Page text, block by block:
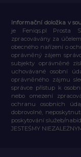
Informační doložka v
je Feniqs.pl Prosta
zpracovávány za
obecného nařízení o
oprávněný zájem
subjekty oprávněné
uchovávané osobní
oprávněného zájmu
správce přístup k
nebo omezení
ochranu osobních
dobrovolné,
poskytování služeb/
JESTEŚMY